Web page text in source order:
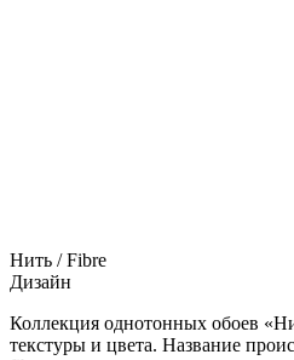
Нить / Fibre
Дизайн
Коллекция однотонных обоев
текстуры и цвета. Название